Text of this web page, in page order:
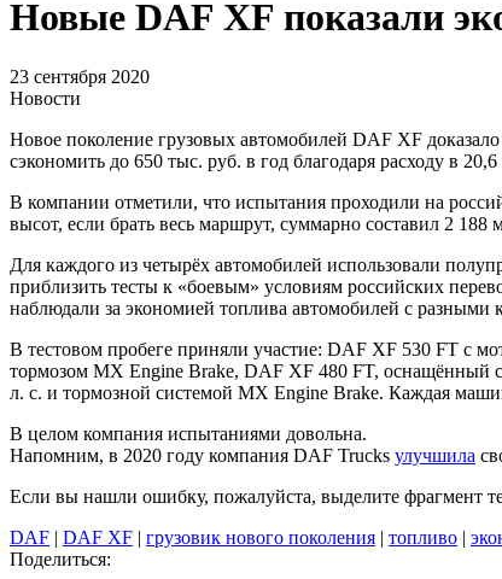
Новые DAF XF показали
23 сентября 2020
Новости
Новое поколение грузовых автомобилей DAF XF
сэкономить до 650 тыс. руб. в год благодаря расходу в
В компании отметили, что испытания проходили на
высот, если брать весь маршрут, суммарно составил 2 188
Для каждого из четырёх автомобилей использовали
приблизить тесты к «боевым» условиям российских
наблюдали за экономией топлива автомобилей с разными
В тестовом пробеге приняли участие: DAF XF 530 FT с
тормозом MX Engine Brake, DAF XF 480 FT, оснащённый
л. с. и тормозной системой MX Engine Brake. Каждая
В целом компания испытаниями довольна.
Напомним, в 2020 году компания DAF Trucks улучшила
Если вы нашли ошибку, пожалуйста, выделите фрагмент
DAF | DAF XF | грузовик нового поколения | топливо |
Поделиться: